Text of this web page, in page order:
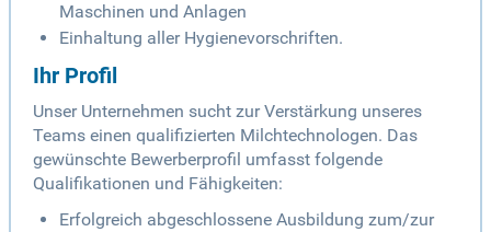
Maschinen und Anlagen
Einhaltung aller Hygienevorschriften.
Ihr Profil
Unser Unternehmen sucht zur Verstärkung unseres
Teams einen qualifizierten Milchtechnologen. Das
gewünschte Bewerberprofil umfasst folgende
Qualifikationen und Fähigkeiten:
Erfolgreich abgeschlossene Ausbildung zum/zur